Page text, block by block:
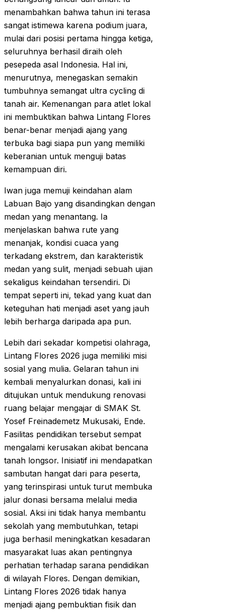
menambahkan bahwa tahun ini terasa
sangat istimewa karena podium juara,
mulai dari posisi pertama hingga ketiga,
seluruhnya berhasil diraih oleh
pesepeda asal Indonesia. Hal ini,
menurutnya, menegaskan semakin
tumbuhnya semangat ultra cycling di
tanah air. Kemenangan para atlet lokal
ini membuktikan bahwa Lintang Flores
benar-benar menjadi ajang yang
terbuka bagi siapa pun yang memiliki
keberanian untuk menguji batas
kemampuan diri.
Iwan juga memuji keindahan alam
Labuan Bajo yang disandingkan dengan
medan yang menantang. Ia
menjelaskan bahwa rute yang
menanjak, kondisi cuaca yang
terkadang ekstrem, dan karakteristik
medan yang sulit, menjadi sebuah ujian
sekaligus keindahan tersendiri. Di
tempat seperti ini, tekad yang kuat dan
keteguhan hati menjadi aset yang jauh
lebih berharga daripada apa pun.
Lebih dari sekadar kompetisi olahraga,
Lintang Flores 2026 juga memiliki misi
sosial yang mulia. Gelaran tahun ini
kembali menyalurkan donasi, kali ini
ditujukan untuk mendukung renovasi
ruang belajar mengajar di SMAK St.
Yosef Freinademetz Mukusaki, Ende.
Fasilitas pendidikan tersebut sempat
mengalami kerusakan akibat bencana
tanah longsor. Inisiatif ini mendapatkan
sambutan hangat dari para peserta,
yang terinspirasi untuk turut membuka
jalur donasi bersama melalui media
sosial. Aksi ini tidak hanya membantu
sekolah yang membutuhkan, tetapi
juga berhasil meningkatkan kesadaran
masyarakat luas akan pentingnya
perhatian terhadap sarana pendidikan
di wilayah Flores. Dengan demikian,
Lintang Flores 2026 tidak hanya
menjadi ajang pembuktian fisik dan